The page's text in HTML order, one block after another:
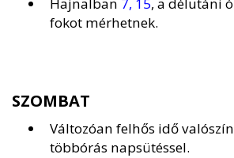
Hajnalban 7, 15, a délutáni
fokot mérhetnek.
SZOMBAT
Változóan felhős idő
többórás napsütéssel.